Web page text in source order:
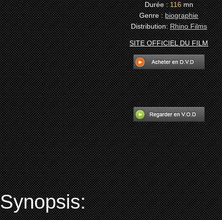
Durée :116mn
Genre :biographie
Distribution: Rhino Films
SITE OFFICIEL DU FILM
Synopsis: